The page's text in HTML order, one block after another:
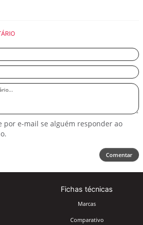
por e-mail se alguém responder ao
Comentar
Fichas técnicas
Marcas
Comparativo